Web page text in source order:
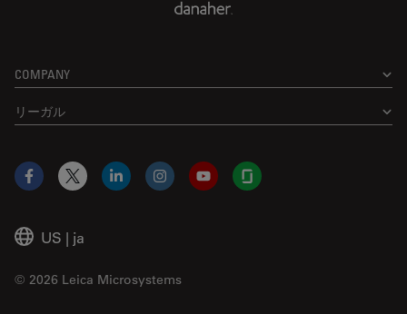
COMPANY
リーガル
US | ja
© 2026 Leica Microsystems
Facebook
X LinkedInInstagramYouTubeGlassdoor